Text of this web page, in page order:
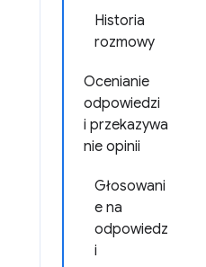
Historia
rozmowy
Ocenianie
odpowiedzi
i przekazywa
nie opinii
Głosowani
e na
odpowiedz
i